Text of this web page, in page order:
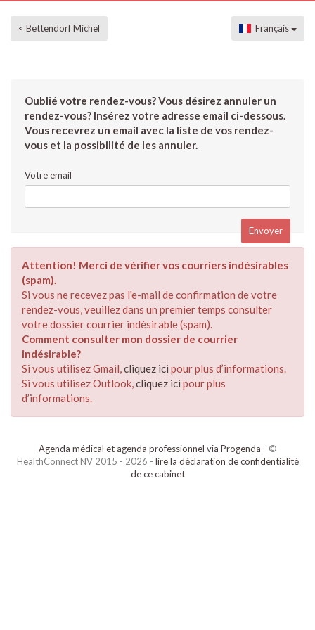
< Bettendorf Michel Français
Oublié votre rendez-vous? Vous désirez annuler un
rendez-vous? Insérez votre adresse email ci-dessous.
Vous recevrez un email avec la liste de vos rendez-
vous et la possibilité de les annuler.
Votre email
Attention! Merci de vérifier vos courriers indésirables
(spam).
Si vous ne recevez pas l'e-mail de confirmation de votre
rendez-vous, veuillez dans un premier temps consulter
votre dossier courrier indésirable (spam).
Comment consulter mon dossier de courrier
indésirable?
Si vous utilisez Gmail,cliquez ici pour plus d’informations.
Si vous utilisez Outlook,cliquez ici pour plus
d’informations.
Agenda médical et agenda professionnel via Progenda - ©
HealthConnect NV 2015 - 2026 - lire la déclaration de confidentialité
de ce cabinet